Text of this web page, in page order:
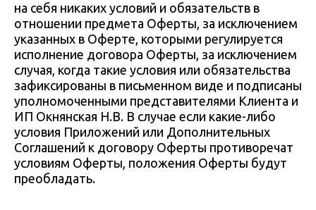
на себя никаких условий и обязательств в
отношении предмета Оферты, за исключением
указанных в Оферте, которыми регулируется
исполнение договора Оферты, за исключением
случая, когда такие условия или обязательства
зафиксированы в письменном виде и подписаны
уполномоченными представителями Клиента и
ИП Окнянская Н.В. В случае если какие-либо
условия Приложений или Дополнительных
Соглашений к договору Оферты противоречат
условиям Оферты, положения Оферты будут
преобладать.